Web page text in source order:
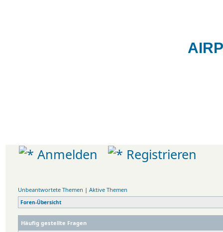
Anmelden Registrieren
Unbeantwortete Themen | Aktive Themen
Foren-Übersicht
Häufig gestellte Fragen